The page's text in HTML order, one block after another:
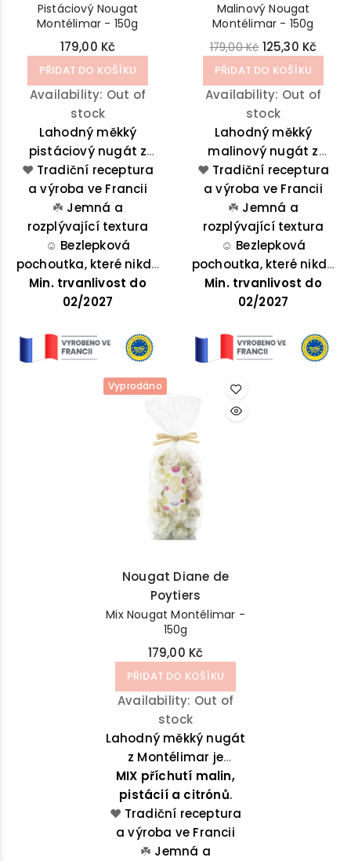
Pistáciový Nougat
Montélimar - 150g
179,00 Kč
PŘIDAT DO KOŠÍKU
Availability: Out of
stock
Lahodný měkký
pistáciový nugát z
Montélimar je
lahodnou směsí
medu, pistácií a
mandlí, přírodně
zabarvený.
❤️ Tradiční receptura
a výroba ve Francii
☘️ Jemná a
rozplývající textura
☺️ Bezlepková
pochoutka, které nikdo
neodolá
Min. trvanlivost do
02/2027
Malinový Nougat
Montélimar - 150g
179,00 Kč 125,30 Kč
PŘIDAT DO KOŠÍKU
Availability: Out of
stock
Lahodný měkký
malinový nugát z
Montélimar je
lahodnou směsí
medu, malin, pistácií a
mandlí.
❤️ Tradiční receptura
a výroba ve Francii
☘️ Jemná a
rozplývající textura
☺️ Bezlepková
pochoutka, které nikdo
neodolá
Min. trvanlivost do
02/2027
Vyprodáno
Nougat Diane de
Poytiers
Mix Nougat Montélimar -
150g
179,00 Kč
PŘIDAT DO KOŠÍKU
Availability: Out of
stock
Lahodný měkký nugát
z Montélimar je
lahodnou směsí
medu, a mandlí.
MIX příchutí malin,
pistácií a citrónů.
❤️ Tradiční receptura
a výroba ve Francii
☘️ Jemná a